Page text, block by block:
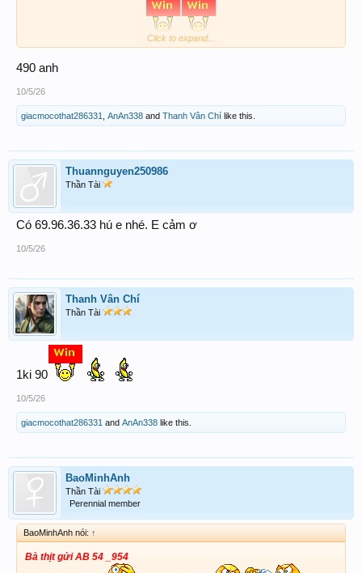
@Delicious
Click to expand...
490 anh
10/5/26
giacmocothat286331 AnAn338 and Thanh Vân Chí like this.
Thuannguyen250986
Thần Tài
Có 69.96.36.33 hú e nhé. E cảm ơ
10/5/26
Thanh Vân Chí
Thần Tài
1ki 90
10/5/26
giacmocothat286331 and AnAn338 like this.
BaoMinhAnh
Thần Tài
Perennial member
BaoMinhAnh nói: ↑
Bà thịt gửi AB 54 _954